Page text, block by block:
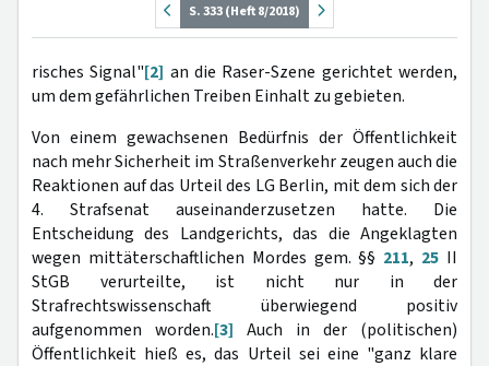
S. 333 (Heft 8/2018)
risches Signal"[2] an die Raser-Szene gerichtet werden,
um dem gefährlichen Treiben Einhalt zu gebieten.
Von einem gewachsenen Bedürfnis der Öffentlichkeit
nach mehr Sicherheit im Straßenverkehr zeugen auch die
Reaktionen auf das Urteil des LG Berlin, mit dem sich der
4. Strafsenat auseinanderzusetzen hatte. Die
Entscheidung des Landgerichts, das die Angeklagten
wegen mittäterschaftlichen Mordes gem. §§ 211, 25 II
StGB verurteilte, ist nicht nur in der
Strafrechtswissenschaft überwiegend positiv
aufgenommen worden.[3] Auch in der (politischen)
Öffentlichkeit hieß es, das Urteil sei eine "ganz klare